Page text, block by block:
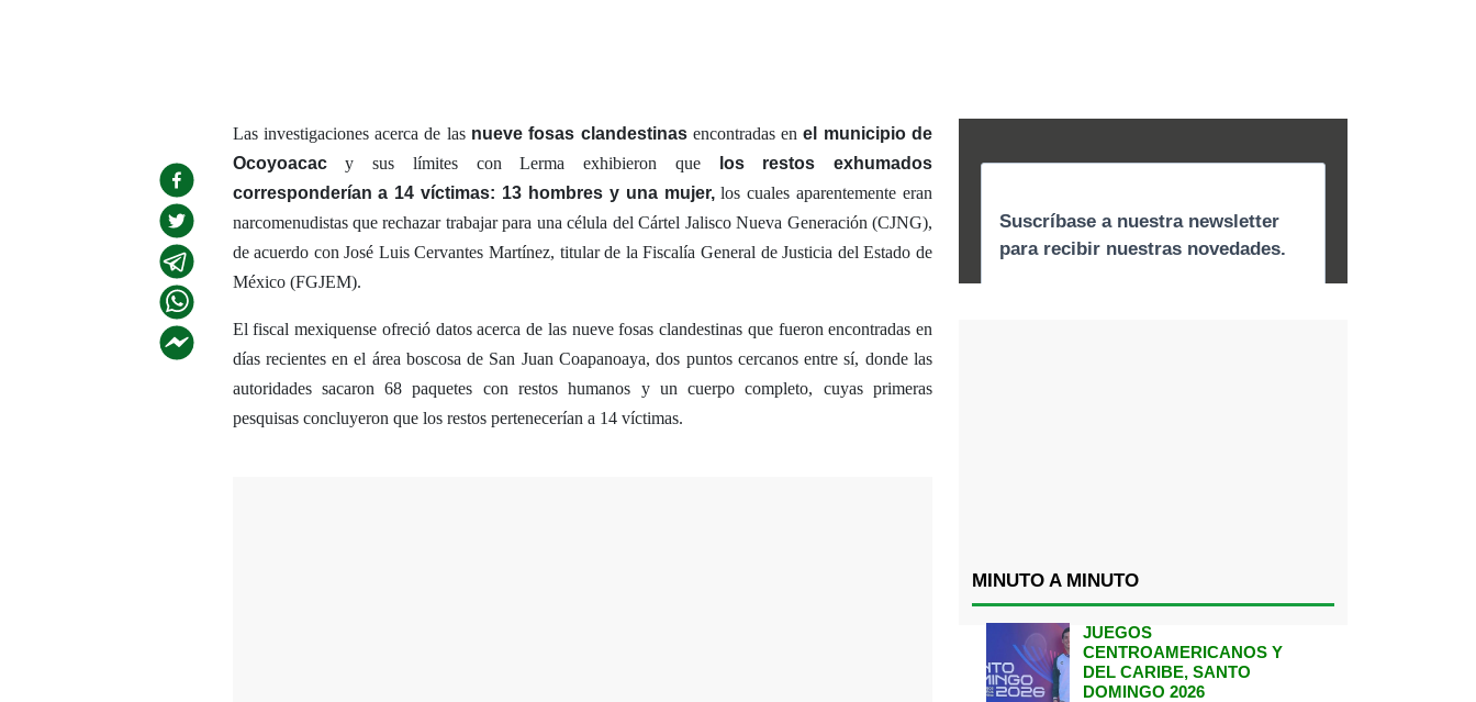
Las investigaciones acerca de las nueve fosas clandestinas encontradas enel municipio de
Ocoyoacacy sus límites con Lerma exhibieron que
los restos exhumados
corresponderían a 14 víctimas: 13 hombres y una mujer,los cuales aparentemente eran
narcomenudistas que rechazar trabajar para una célula del Cártel Jalisco Nueva Generación (CJNG),
de acuerdo con José Luis Cervantes Martínez, titular de la Fiscalía General de Justicia del Estado de
México (FGJEM).
El fiscal mexiquense ofreció datos acerca de las nueve fosas clandestinas que fueron encontradas en
días recientes en el área boscosa de San Juan Coapanoaya, dos puntos cercanos entre sí, donde las
autoridades sacaron 68 paquetes con restos humanos y un cuerpo completo, cuyas primeras
pesquisas concluyeron que los restos pertenecerían a 14 víctimas.
MINUTO A MINUTO
JUEGOS
CENTROAMERICANOS Y
DEL CARIBE, SANTO
DOMINGO 2026